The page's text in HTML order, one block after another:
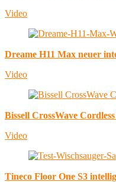
Video
Dreame H11 Max neuer
Video
Bissell CrossWave
Video
Tineco Floor One S3